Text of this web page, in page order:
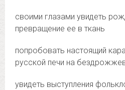
️своими глазами увидеть
превращение ее в ткань
️попробовать настоящий
русской печи на
️увидеть выступления